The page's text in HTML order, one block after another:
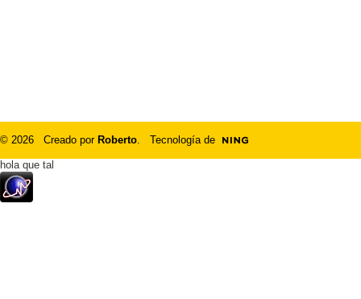
© 2026 Creado por Roberto. Tecnología de
hola que tal